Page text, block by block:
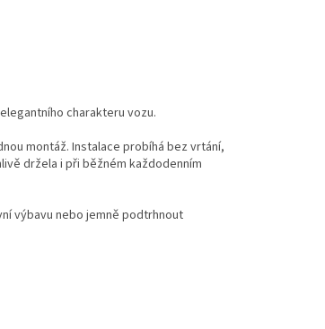
charakteru vozu.
montáž. Instalace probíhá bez vrtání,
držela i při běžném každodenním
výbavu nebo jemně podtrhnout